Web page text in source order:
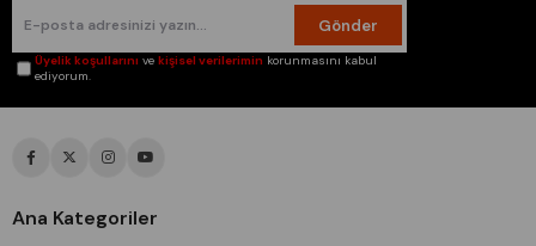
Gönder
Üyelik koşullarını vekişisel verilerimin korunmasını kabul
ediyorum.
Ana Kategoriler